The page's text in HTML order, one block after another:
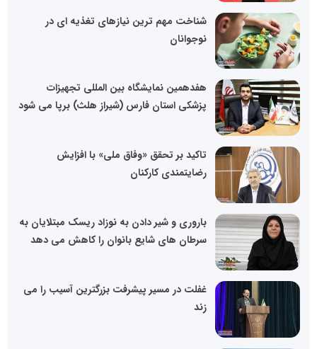
شناخت مهم ترین نیازهای تغذیه ای در
نوجوانان
هفدهمین نمایشگاه بین المللی تجهیزات
پزشکی استان فارس (شیراز هلث) برپا می شود
تاکید بر تحقق «وفاق ملی» با افزایش
رضایتمندی کارکنان
باروری و شیر دادن به نوزاد ریسک مبتلایان به
سرطان های شایع بانوان را کاهش می دهد
غفلت در مسیر پیشرفت بزرگترین آسیب را می
زند